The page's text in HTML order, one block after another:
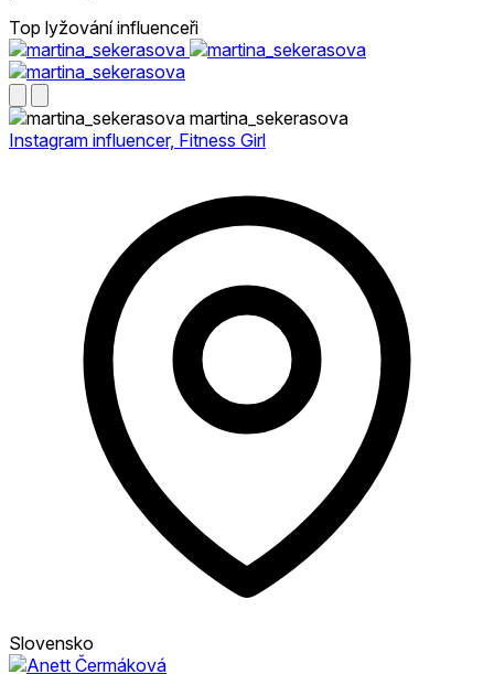
Top lyžování influenceři
martina_sekerasova
Instagram influencer, Fitness Girl
Slovensko